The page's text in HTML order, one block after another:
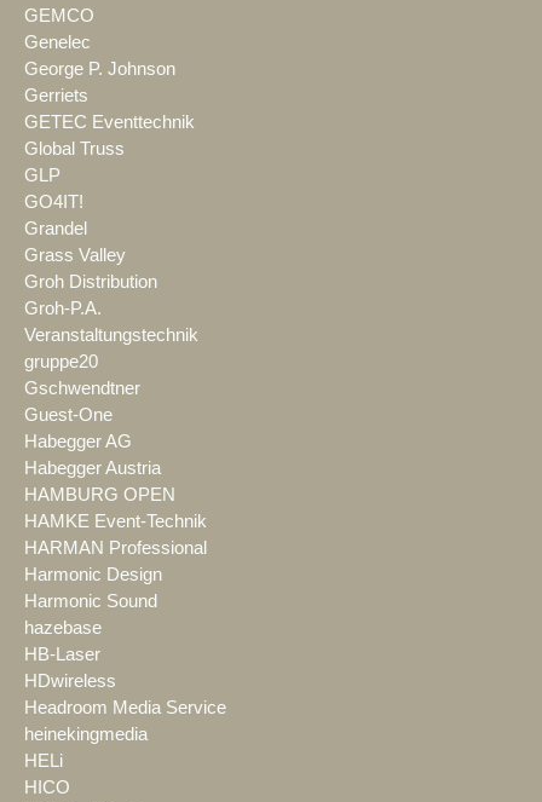
GEMCO
Genelec
George P. Johnson
Gerriets
GETEC Eventtechnik
Global Truss
GLP
GO4IT!
Grandel
Grass Valley
Groh Distribution
Groh-P.A.
Veranstaltungstechnik
gruppe20
Gschwendtner
Guest-One
Habegger AG
Habegger Austria
HAMBURG OPEN
HAMKE Event-Technik
HARMAN Professional
Harmonic Design
Harmonic Sound
hazebase
HB-Laser
HDwireless
Headroom Media Service
heinekingmedia
HELi
HICO